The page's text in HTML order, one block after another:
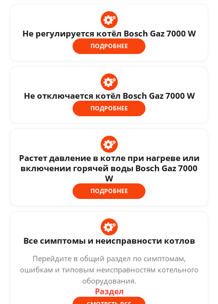
Не регулируется котёл Bosch Gaz 7000 W
ПОДРОБНЕЕ
Не отключается котёл Bosch Gaz 7000 W
ПОДРОБНЕЕ
Растет давление в котле при нагреве или
включении горячей воды Bosch Gaz 7000
W
ПОДРОБНЕЕ
Все симптомы и неисправности котлов
Перейдите в общий раздел по симптомам,
ошибкам и типовым неисправностям котельного
оборудования.
Раздел